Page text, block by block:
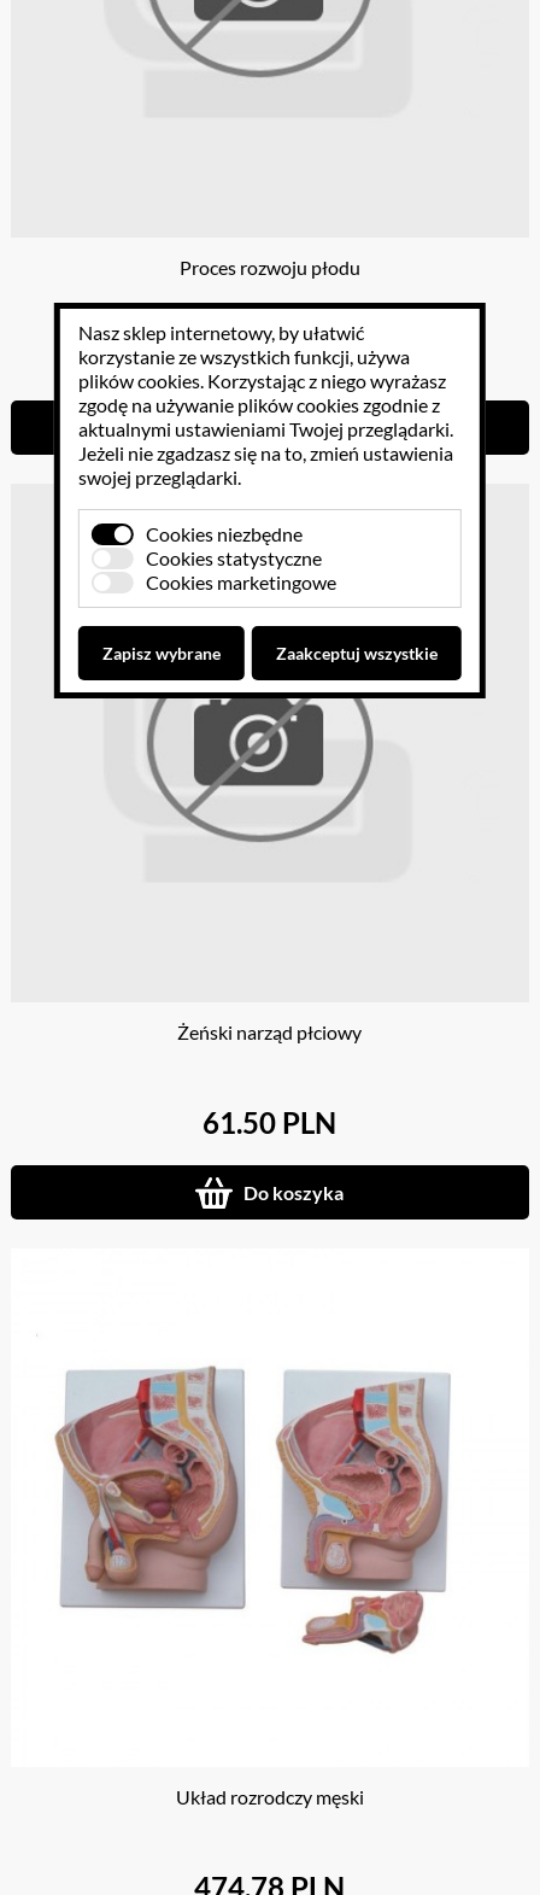
Proces rozwoju płodu
1613.76 PLN
Do koszyka
Żeński narząd płciowy
61.50 PLN
Do koszyka
Układ rozrodczy męski
474.78 PLN
Nasz sklep internetowy, by ułatwić
korzystanie ze wszystkich funkcji, używa
plików cookies. Korzystając z niego wyrażasz
zgodę na używanie plików cookies zgodnie z
aktualnymi ustawieniami Twojej przeglądarki.
Jeżeli nie zgadzasz się na to, zmień ustawienia
swojej przeglądarki.
Cookies niezbędne
Cookies statystyczne
Cookies marketingowe
Zapisz wybrane Zaakceptuj wszystkie